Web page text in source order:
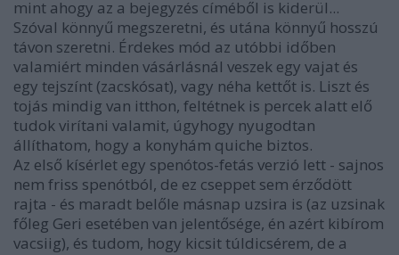
mint ahogy az a bejegyzés címéből is kiderül...
Szóval könnyű megszeretni, és utána könnyű hosszú
távon szeretni. Érdekes mód az utóbbi időben
valamiért minden vásárlásnál veszek egy vajat és
egy tejszínt (zacskósat), vagy néha kettőt is. Liszt és
tojás mindig van itthon, feltétnek is percek alatt elő
tudok virítani valamit, úgyhogy nyugodtan
állíthatom, hogy a konyhám quiche biztos.
Az első kísérlet egy spenótos-fetás verzió lett - sajnos
nem friss spenótból, de ez cseppet sem érződött
rajta - és maradt belőle másnap uzsira is (az uzsinak
főleg Geri esetében van jelentősége, én azért kibírom
vacsiig), és tudom, hogy kicsit túldicsérem, de a